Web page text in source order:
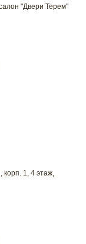
"Двери Терем"
1, 4 этаж,